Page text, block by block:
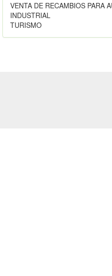
VENTA DE RECAMBIOS PARA
INDUSTRIAL
TURISMO